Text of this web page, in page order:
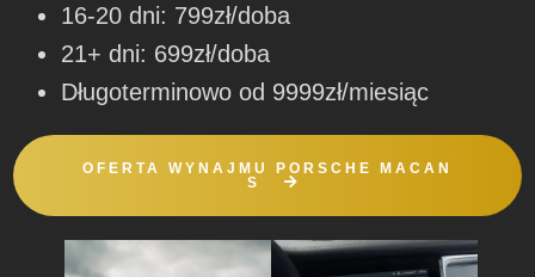
16-20 dni: 799zł/doba
21+ dni: 699zł/doba
Długoterminowo od 9999zł/miesiąc
OFERTA WYNAJMU PORSCHE MACAN
S